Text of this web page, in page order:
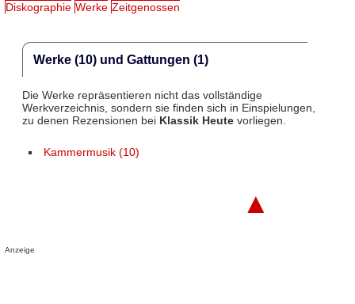
Diskographie Werke Zeitgenossen
Werke (10) und Gattungen (1)
Die Werke repräsentieren nicht das vollständige
Werkverzeichnis, sondern sie finden sich in Einspielungen,
zu denen Rezensionen bei Klassik Heutevorliegen.
Kammermusik (10)
▲
Anzeige